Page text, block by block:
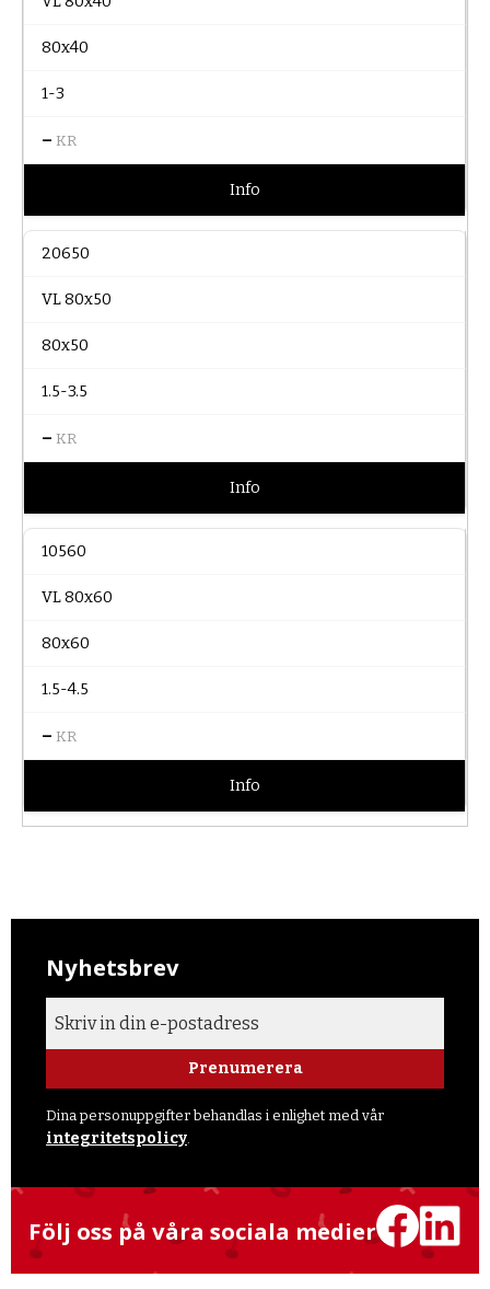
80x40
1-3
– KR
Info
20650
VL 80x50
80x50
1.5-3.5
– KR
Info
10560
VL 80x60
80x60
1.5-4.5
– KR
Info
Nyhetsbrev
Prenumerera
Dina personuppgifter behandlas i enlighet med vår
integritetspolicy.
Följ oss på våra sociala medier